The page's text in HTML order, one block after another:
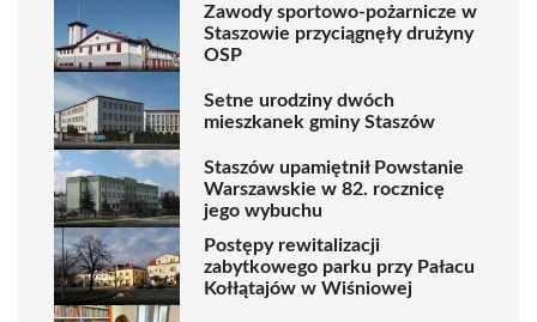
Zawody sportowo-pożarnicze w
Staszowie przyciągnęły drużyny
OSP
Setne urodziny dwóch
mieszkanek gminy Staszów
Staszów upamiętnił Powstanie
Warszawskie w 82. rocznicę
jego wybuchu
Postępy rewitalizacji
zabytkowego parku przy Pałacu
Kołłątajów w Wiśniowej